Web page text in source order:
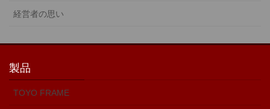
経営者の思い
製品
TOYO FRAME